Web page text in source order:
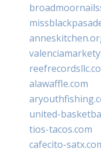
alawaffle.com
united-
tios-tacos.com
cafecito-